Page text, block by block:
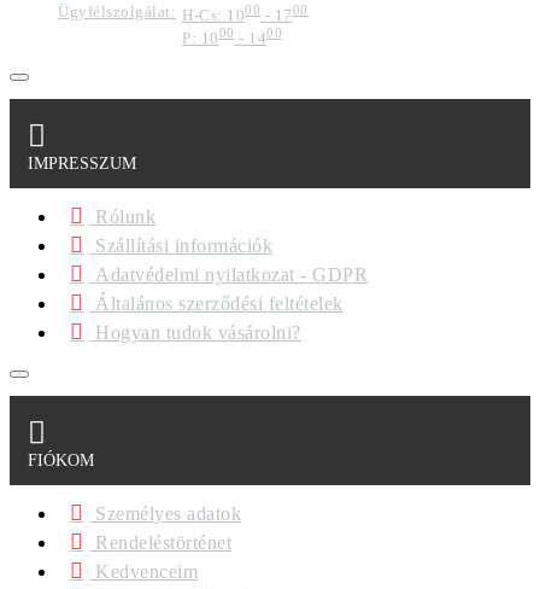
Ügyfélszolgálat: H-Cs: 1000 - 1700
P: 1000- 1400
IMPRESSZUM
Rólunk
Szállítási információk
Adatvédelmi nyilatkozat - GDPR
Általános szerződési feltételek
Hogyan tudok vásárolni?
FIÓKOM
Személyes adatok
Rendeléstörténet
Kedvenceim